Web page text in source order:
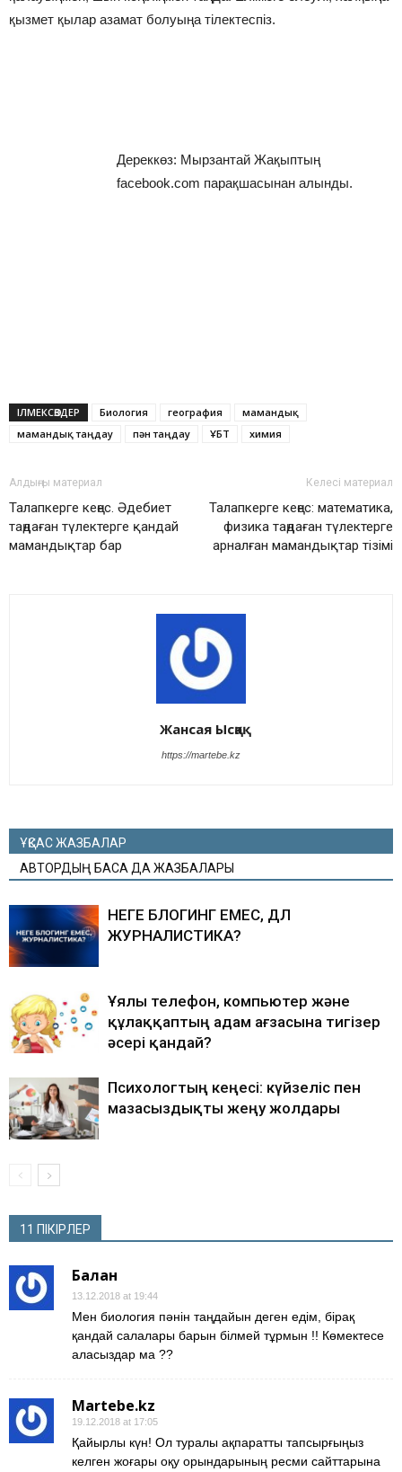
қызмет қылар азамат болуыңа тілектеспіз.
Дереккөз: Мырзантай Жақыптың
facebook.com парақшасынан алынды.
ІЛМЕКСӨЗДЕР Биология география
мамандық
мамандық таңдау
пән таңдау ҰБТ химия
Алдыңғы материал
Талапкерге кеңес. Әдебиет
таңдаған түлектерге қандай
мамандықтар бар
Келесі материал
Талапкерге кеңес: математика,
физика таңдаған түлектерге
арналған мамандықтар тізімі
Жансая Ысқақ
https://martebe.kz
ҰҚСАС ЖАЗБАЛАР
АВТОРДЫҢ БАСҚА ДА ЖАЗБАЛАРЫ
НЕГЕ БЛОГИНГ ЕМЕС, ДӘЛ
ЖУРНАЛИСТИКА?
Ұялы телефон, компьютер және
құлаққаптың адам ағзасына тигізер
әсері қандай?
Психологтың кеңесі: күйзеліс пен
мазасыздықты жеңу жолдары
11 ПІКІРЛЕР
Бағлан
13.12.2018 at 19:44
Мен биология пәнін таңдайын деген едім, бірақ
қандай салалары барын білмей тұрмын !! Көмектесе
аласыздар ма ??
Martebe.kz
19.12.2018 at 17:05
Қайырлы күн! Ол туралы ақпаратты тапсырғыңыз
келген жоғары оқу орындарының ресми сайттарына